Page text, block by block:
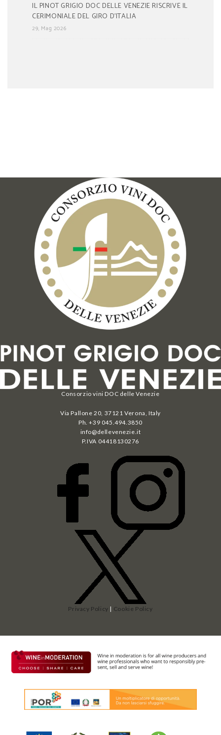
IL PINOT GRIGIO DOC DELLE VENEZIE RISCRIVE IL
CERIMONIALE DEL GIRO D’ITALIA
29, Mag 2026
Consorzio vini DOC delle Venezie
Via Pallone 20, 37121 Verona, Italy
Ph. +39 045.494.3850
info@dellevenezie.it
P.IVA 04418130276
Privacy Policy | Cookie Policy